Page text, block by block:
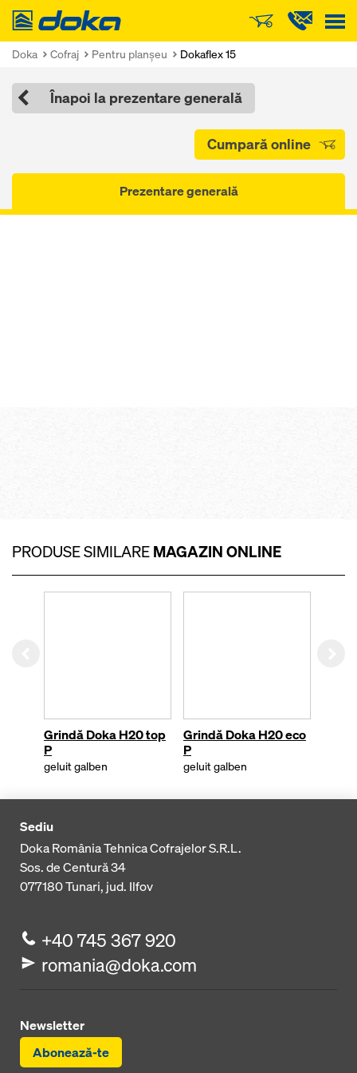
Doka
Doka Cofraj Pentru planşeu Dokaflex 15
Înapoi la prezentare generală
Cumpară online
Prezentare generală
PRODUSE SIMILARE MAGAZIN ONLINE
Grindă Doka H20 top
P
geluit galben
Grindă Doka H20 eco
P
geluit galben
Sediu
Doka România Tehnica Cofrajelor S.R.L.
Sos. de Centură 34
077180Tunari, jud. Ilfov
+40 745 367 920
romania@doka.com
Newsletter
Abonează-te